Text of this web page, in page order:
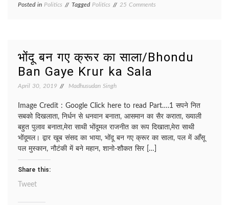
Posted in Politics Tagged Politics 25 Comments
भोंदू बन गए क्रूर का साला/Bhondu
Ban Gaye Krur ka Sala
April 30, 2019 Madhusudan Singh
Image Credit : Google Click here to read Part….1 सपने नित
सबको दिखलाता, निर्धन से धनवान बनाता, आसमान का सैर कराता, ख्याली
बहुत पुलाव बनाता,मेरा साथी भोंदूमल राजनीत का रूप दिखाता,मेरा साथी
भोंदूमल। द्वार खूब संसद का भाया, भोंदू बन गए क्रूर का साला, पल में आँसू
पल मुस्कान, नौटंकी में बने महान, शानो-शौकत सिर […]
Share this:
Tweet